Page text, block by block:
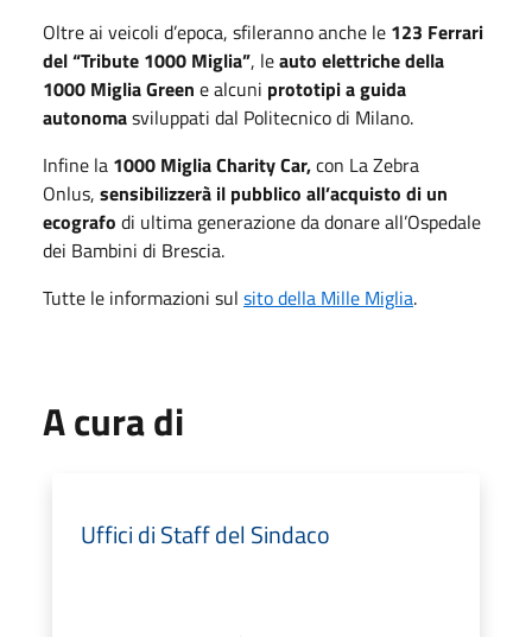
Oltre ai veicoli d’epoca, sfileranno anche le 123 Ferrari
del “Tribute 1000 Miglia”, leauto elettriche della
1000 Miglia Green e alcuni prototipi a guida
autonomasviluppati dal Politecnico di Milano.
Infine la 1000 Miglia Charity Car,con La Zebra
Onlus, sensibilizzerà il pubblico all’acquisto di un
ecografo di ultima generazione da donare all’Ospedale
dei Bambini di Brescia.
Tutte le informazioni sul sito della Mille Miglia.
A cura di
Uffici di Staff del Sindaco